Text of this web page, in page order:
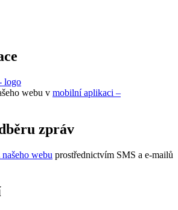
webu v mobilní aplikaci –
zpráv
webu prostřednictvím SMS a e-mailů